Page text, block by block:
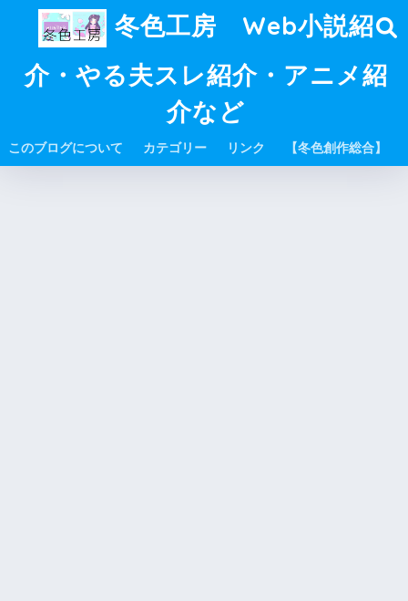
冬色工房 Web小説紹
介・やる夫スレ紹介・アニメ紹
介など
このブログについて カテゴリー リンク 【冬色創作総合】